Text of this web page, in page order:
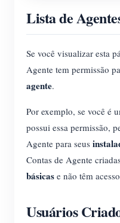
Lista de
Se você visualizar esta
Agente tem permissão
agente.
Por exemplo, se você é
possui essa permissão,
Agente para seus
Contas de Agente
básicas e não têm
Usuários